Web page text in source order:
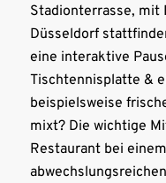
Stadionterrasse, mit
Düsseldorf
eine interaktive
Tischtennisplatte &
beispielsweise
mixt? Die wichtige
Restaurant bei